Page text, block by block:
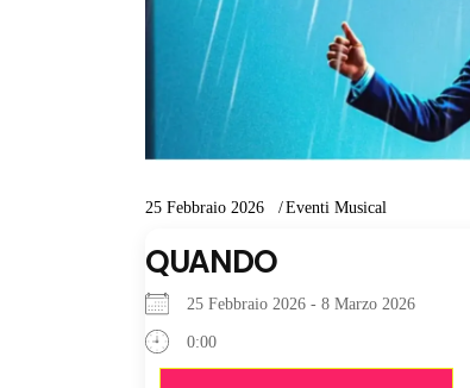
25 Febbraio 2026 Eventi Musical
QUANDO
25 Febbraio 2026 - 8 Marzo 2026
0:00